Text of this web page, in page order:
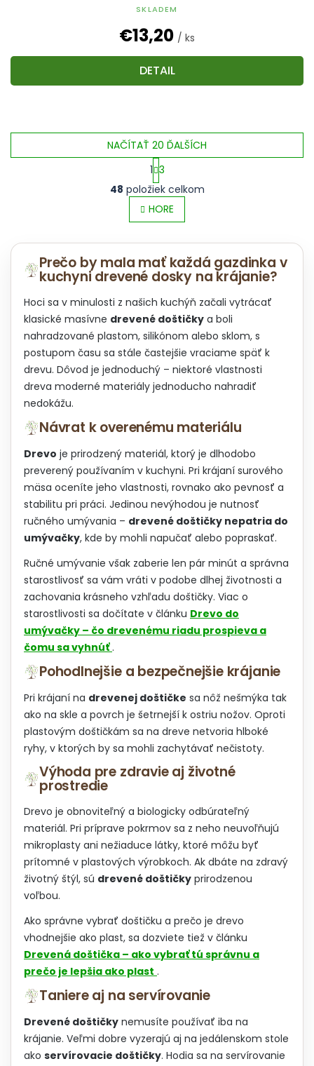
SKLADEM
€13,20 / ks
DETAIL
O
v
l
á
c
i
p
r
v
k
y
v
ý
s
u
NAČÍTAŤ 20 ĎALŠÍCH
S
t
r
á
n
o
v
n
i
e
1 3
48 položiek celkom
HORE
Prečo by mala mať každá gazdinka v
kuchyni drevené dosky na krájanie?
Hoci sa v minulosti z našich kuchýň začali vytrácať
klasické masívne drevené doštičky a boli
nahradzované plastom, silikónom alebo sklom, s
postupom času sa stále častejšie vraciame späť k
drevu. Dôvod je jednoduchý – niektoré vlastnosti
dreva moderné materiály jednoducho nahradiť
nedokážu.
Návrat k overenému materiálu
Drevo je prirodzený materiál, ktorý je dlhodobo
preverený používaním v kuchyni. Pri krájaní surového
mäsa oceníte jeho vlastnosti, rovnako ako pevnosť a
stabilitu pri práci. Jedinou nevýhodou je nutnosť
ručného umývania – drevené doštičky nepatria do
umývačky, kde by mohli napučať alebo popraskať.
Ručné umývanie však zaberie len pár minút a správna
starostlivosť sa vám vráti v podobe dlhej životnosti a
zachovania krásneho vzhľadu doštičky. Viac o
starostlivosti sa dočítate v článku Drevo do
umývačky – čo drevenému riadu prospieva a
čomu sa vyhnúť .
Pohodlnejšie a bezpečnejšie krájanie
Pri krájaní na drevenej doštičke sa nôž nešmýka tak
ako na skle a povrch je šetrnejší k ostriu nožov. Oproti
plastovým doštičkám sa na dreve netvoria hlboké
ryhy, v ktorých by sa mohli zachytávať nečistoty.
Výhoda pre zdravie aj životné
prostredie
Drevo je obnoviteľný a biologicky odbúrateľný
materiál. Pri príprave pokrmov sa z neho neuvoľňujú
mikroplasty ani nežiaduce látky, ktoré môžu byť
prítomné v plastových výrobkoch. Ak dbáte na zdravý
životný štýl, sú drevené doštičky prirodzenou
voľbou.
Ako správne vybrať doštičku a prečo je drevo
vhodnejšie ako plast, sa dozviete tiež v článku
Drevená doštička – ako vybrať tú správnu a
prečo je lepšia ako plast .
Taniere aj na servírovanie
Drevené doštičky nemusíte používať iba na
krájanie. Veľmi dobre vyzerajú aj na jedálenskom stole
ako servírovacie doštičky. Hodia sa na servírovanie